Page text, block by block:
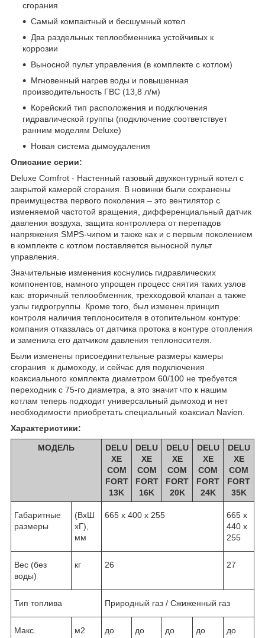
сгорания
Самый компактный и бесшумный котел
Два раздельных теплообменника устойчивых к
коррозии
Выносной пульт управления (в комплекте с котлом)
Мгновенный нагрев воды и повышенная
производительность ГВС (13,8 л/м)
Корейский тип расположения и подключения
гидравлической группы (подключение соответствует
ранним моделям Deluxe)
Новая система дымоудаления
Описание серии:
Deluxe Comfrot - Настенный газовый двухконтурный котел с
закрытой камерой сгорания. В новинки были сохранены
преимущества первого поколения – это вентилятор с
изменяемой частотой вращения, дифференциальный датчик
давления воздуха, защита контроллера от перепадов
напряжения SMPS-чипом и также как и с первым поколением
в комплекте с котлом поставляется выносной пульт
управления.
Значительные изменения коснулись гидравлических
компонентов, намного упрощен процесс снятия таких узлов
как: вторичный теплообменник, трехходовой клапан а также
узлы гидрогруппы. Кроме того, был изменен принцип
контроля наличия теплоносителя в отопительном контуре:
компания отказалась от датчика протока в контуре отопления
и заменила его датчиком давления теплоносителя.
Были изменены присоединительные размеры камеры
сгорания к дымоходу, и сейчас для подключения
коаксиального комплекта диаметром 60/100 не требуется
переходник с 75-го диаметра, а это значит что к нашим
котлам теперь подходит универсальный дымоход и нет
необходимости приобретать специальный коаксиал Navien.
Характеристики:
МОДЕЛЬ
DELU
XE
COM
FORT
13K
DELU
XE
COM
FORT
16K
DELU
XE
COM
FORT
20K
DELU
XE
COM
FORT
24K
DELU
XE
COM
FORT
35K
Габаритные
размеры
(ВхШ
хГ),
мм
665 х 400 х 255
665 х
440 х
255
Вес (без
воды)
кг 26 27
Тип топлива Природный газ / Сжиженный газ
Макс.
м2
до
до
до
до
до